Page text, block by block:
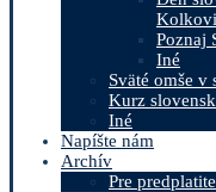
Poznaj
Iné
Sväté omše
Kurz
Iné
Napíšte nám
Archív
Pre